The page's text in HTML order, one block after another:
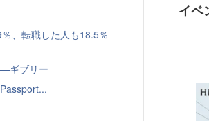
、転職した人も18.5％
ギブリー
イベ